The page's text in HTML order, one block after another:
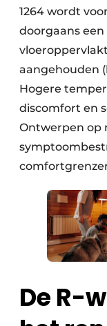
1264 wordt
doorgaans
aangehouden
Hogere
discomfort en
Ontwerpen op
De R-